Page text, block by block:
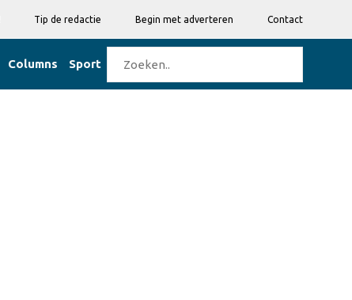
Tip de redactie Begin met adverteren Contact
Columns Sport